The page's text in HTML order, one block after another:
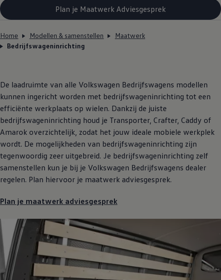
Plan je Maatwerk Adviesgesprek
Home Modellen & samenstellen
Maatwerk
Bedrijfswageninrichting
De laadruimte van alle Volkswagen Bedrijfswagens modellen
kunnen ingericht worden met bedrijfswageninrichting tot een
efficiënte werkplaats op wielen. Dankzij de juiste
bedrijfswageninrichting houd je Transporter, Crafter, Caddy of
Amarok overzichtelijk, zodat het jouw ideale mobiele werkplek
wordt. De mogelijkheden van bedrijfswageninrichting zijn
tegenwoordig zeer uitgebreid. Je bedrijfswageninrichting zelf
samenstellen kun je bij je Volkswagen Bedrijfswagens dealer
regelen. Plan hiervoor je maatwerk adviesgesprek.
Plan je maatwerk adviesgesprek